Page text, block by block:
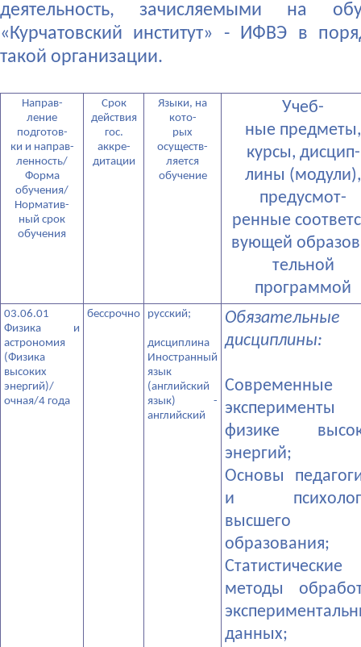
деятельность, зачисляемыми на
«Курчатовский институт» - ИФВЭ в
такой организации.
Направ-
ление
подготов-
ки и направ-
ленность/
Форма
обучения/
Норматив-
ный срок
обучения
Срок
действия
гос.
аккре-
дитации
Языки, на
кото-
рых
осуществ-
ляется
обучение
Учеб-
ные предметы,
курсы, дисцип-
лины (модули),
предусмот-
ренные
вующей
тельной
программой
03.06.01
Физика и
астрономия
(Физика
высоких
энергий)/
очная/4 года
бессрочно ­русский;
­дисциплина
Иностранный
язык
(английский
язык) -
английский
Обязательные
дисциплины:
­Современные
физике
энергий;
­Основы
и
высшего
образования;
­Статистические
методы
данных;